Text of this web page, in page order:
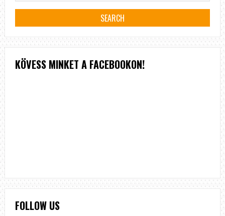
KÖVESS MINKET A FACEBOOKON!
FOLLOW US